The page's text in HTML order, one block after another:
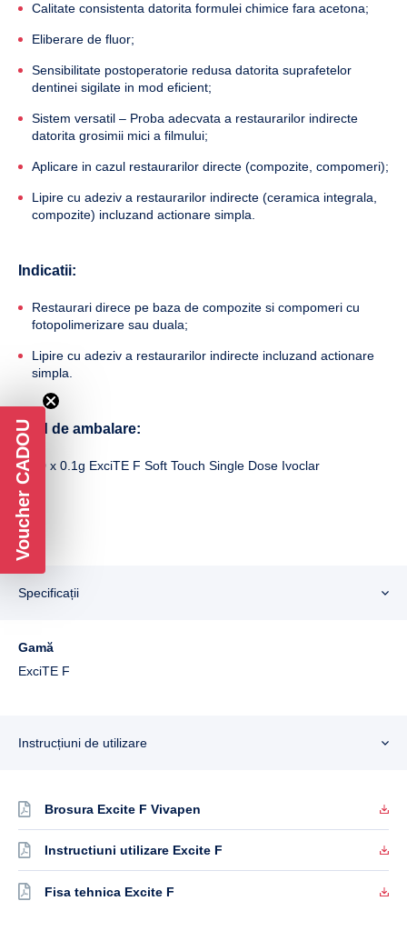
Calitate consistenta datorita formulei chimice fara acetona;
Eliberare de fluor;
Sensibilitate postoperatorie redusa datorita suprafetelor
dentinei sigilate in mod eficient;
Sistem versatil – Proba adecvata a restaurarilor indirecte
datorita grosimii mici a filmului;
Aplicare in cazul restaurarilor directe (compozite, compomeri);
Lipire cu adeziv a restaurarilor indirecte (ceramica integrala,
compozite) incluzand actionare simpla.
Indicatii:
Restaurari direce pe baza de compozite si compomeri cu
fotopolimerizare sau duala;
Lipire cu adeziv a restaurarilor indirecte incluzand actionare
simpla.
Mod de ambalare:
50 x 0.1g ExciTE F Soft Touch Single Dose Ivoclar
Specificații
Gamă
ExciTE F
Instrucțiuni de utilizare
Brosura Excite F Vivapen
Instructiuni utilizare Excite F
Fisa tehnica Excite F
Voucher CADOU